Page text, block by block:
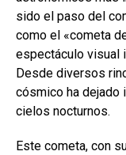
sido el paso del
como el «cometa
espectáculo visual
Desde diversos
cósmico ha dejado
cielos nocturnos.
Este cometa, con